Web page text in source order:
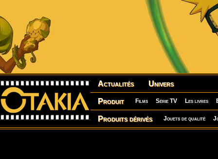
Actualités Univers
Produit Films Série TV Les livres
Produits dérivés Jouets de qualité